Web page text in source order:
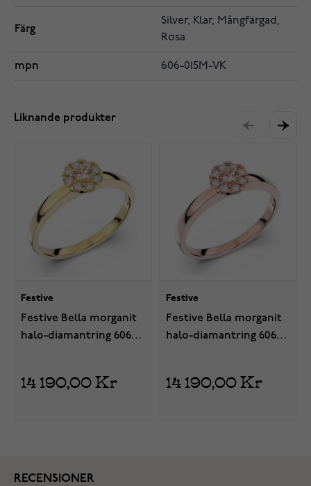
Färg
Silver, Klar, Mångfärgad,
Rosa
mpn 606-015M-VK
Liknande produkter
Festive
Festive Bella morganit
halo-diamantring 606-
14 190,00 Kr
Festive
Festive Bella morganit
halo-diamantring 606-
14 190,00 Kr
RECENSIONER